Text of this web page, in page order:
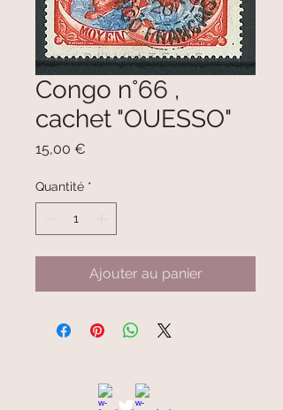
Congo n°66 ,
cachet "OUESSO"
15,00 €
Quantité *
Ajouter au panier